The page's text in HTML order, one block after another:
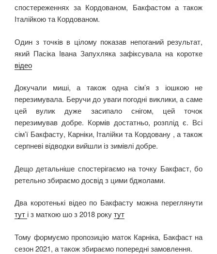
спостереженнях за Кордованом, Бакфастом а також
Італійкою та Кордованом.
Один з точків в цілому показав непоганий результат,
який Пасіка Івана Запухляка зафіксувала на коротке
відео
Докучали миші, а також одна сім’я з іошкою не
перезимувала. Беручи до уваги погодні виклики, а саме
цей вулик дуже засипало снігом, цей точок
перезимував добре. Кормів достатньо, розплід є. Всі
сім’ї Бакфасту, Карніки, Італійки та Кордовану , а також
серпневі відводки вийшли із зимівлі добре.
Дещо детальніше спостерігаємо на точку Бакфаст, бо
ретельно збираємо досвід з цими бджолами.
Два коротенькі відео по Бакфасту можна переглянути
тут і з маткою шо з 2018 рокутут
Тому формуємо пропозицію маток Карніка, Бакфаст на
сезон 2021, а також збираємо попередні замовлення.